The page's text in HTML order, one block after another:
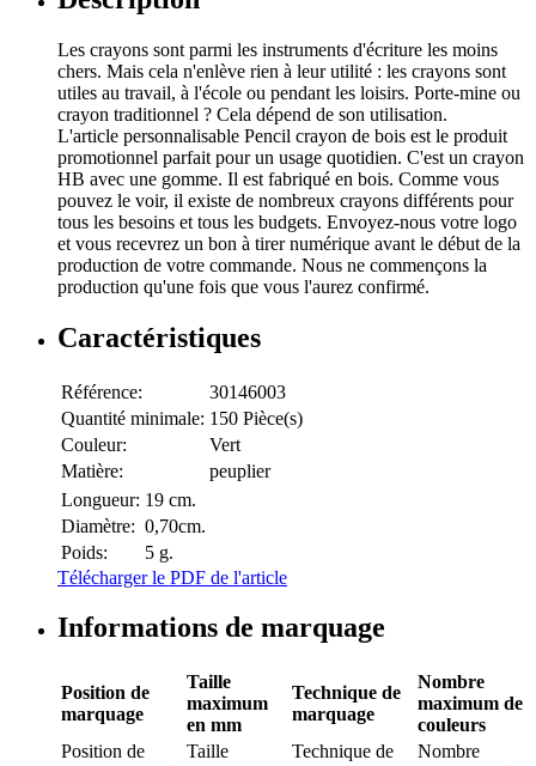
Les crayons sont parmi les instruments d'écriture les moins
chers. Mais cela n'enlève rien à leur utilité : les crayons sont
utiles au travail, à l'école ou pendant les loisirs. Porte-mine ou
crayon traditionnel ? Cela dépend de son utilisation.
L'article personnalisable Pencil crayon de bois est le produit
promotionnel parfait pour un usage quotidien. C'est un crayon
HB avec une gomme. Il est fabriqué en bois. Comme vous
pouvez le voir, il existe de nombreux crayons différents pour
tous les besoins et tous les budgets. Envoyez-nous votre logo
et vous recevrez un bon à tirer numérique avant le début de la
production de votre commande. Nous ne commençons la
production qu'une fois que vous l'aurez confirmé.
Caractéristiques
Référence:
30146003
Quantité minimale: 150 Pièce(s)
Couleur:
Vert
Matière:
peuplier
Longueur: 19 cm.
Diamètre: 0,70cm.
Poids:
5 g.
Télécharger le PDF de l'article
Informations de marquage
Position de
marquage
Taille
maximum
en mm
Technique de
marquage
Nombre
maximum de
couleurs
Position de
Taille
Technique de
Nombre